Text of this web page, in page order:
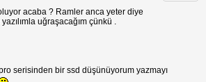
acaba ? Ramler anca yeter diye
uğraşacağım çünkü .
serisinden bir ssd düşünüyorum yazmayı